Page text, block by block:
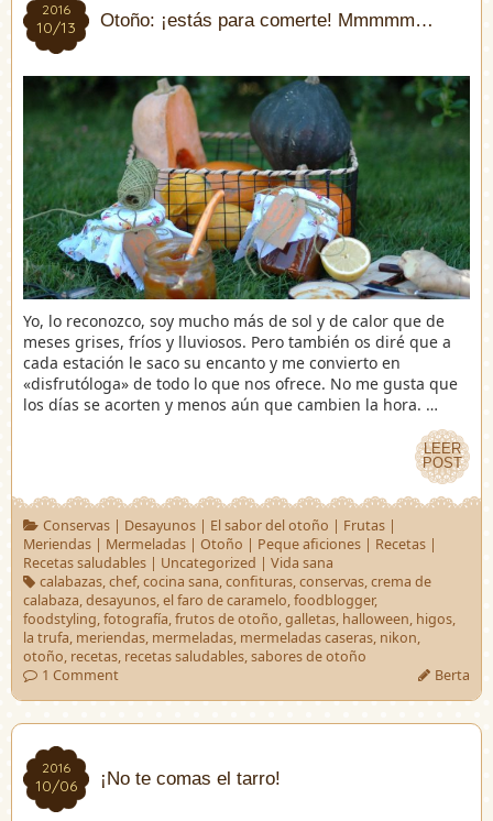
2016
10/13
2016
10/13 Otoño: ¡estás para comerte! Mmmmm…
Yo, lo reconozco, soy mucho más de sol y de calor que de
meses grises, fríos y lluviosos. Pero también os diré que a
cada estación le saco su encanto y me convierto en
«disfrutóloga» de todo lo que nos ofrece. No me gusta que
los días se acorten y menos aún que cambien la hora. …
LEER
POST
LEER
POST
Conservas| Desayunos| El sabor del otoño | Frutas|
Meriendas | Mermeladas | Otoño | Peque aficiones | Recetas |
Recetas saludables | Uncategorized | Vida sana
calabazas,chef,cocina sana,confituras,conservas,crema de
calabaza,desayunos,el faro de caramelo,foodblogger,
foodstyling,fotografía,frutos de otoño,galletas, halloween, higos,
la trufa, meriendas, mermeladas, mermeladas caseras, nikon,
otoño, recetas, recetas saludables,sabores de otoño
1 Comment
Berta
2016
10/06
2016
10/06 ¡No te comas el tarro!